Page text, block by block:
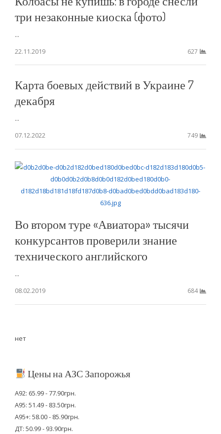
три незаконные киоска (фото)
...
22.11.2019
627
Карта боевых действий в Украине 7
декабря
...
07.12.2022
749
Во втором туре «Авиатора» тысячи
конкурсантов проверили знание
технического английского
...
08.02.2019
684
нет
Цены на АЗС Запорожья
А92: 65.99 - 77.90грн.
А95: 51.49 - 83.50грн.
А95+: 58.00 - 85.90грн.
ДТ: 50.99 - 93.90грн.